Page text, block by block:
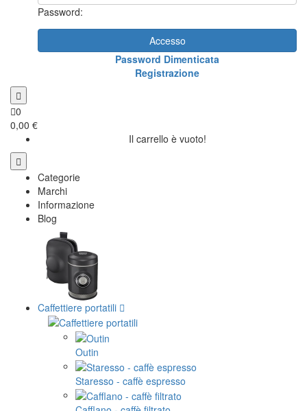
Password:
Accesso
Password Dimenticata
Registrazione
0
0,00 €
Il carrello è vuoto!
Categorie
Marchi
Informazione
Blog
Caffettiere portatili
Outin
Staresso - caffè espresso